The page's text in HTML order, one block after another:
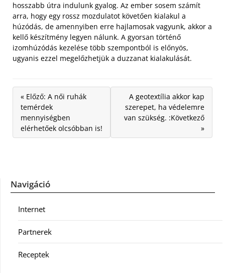
hosszabb útra indulunk gyalog. Az ember sosem számít
arra, hogy egy rossz mozdulatot követően kialakul a
húzódás, de amennyiben erre hajlamosak vagyunk, akkor a
kellő készítmény legyen nálunk. A gyorsan történő
izomhúzódás kezelése több szempontból is előnyös,
ugyanis ezzel megelőzhetjük a duzzanat kialakulását.
« Előző: A női ruhák
temérdek
mennyiségben
elérhetőek olcsóbban is!
A geotextília akkor kap
szerepet, ha védelemre
van szükség. :Következő
»
Navigáció
Internet
Partnerek
Receptek